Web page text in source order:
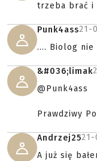
trzeba brać i
Punk4ass21-
.... Biolog nie
&#036;limak
@Punk4ass
Prawdziwy
Andrzej2521-
A już się